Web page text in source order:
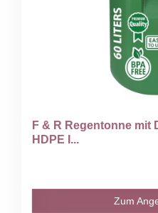
F & R Regentonne mit
HDPE I...
Zum